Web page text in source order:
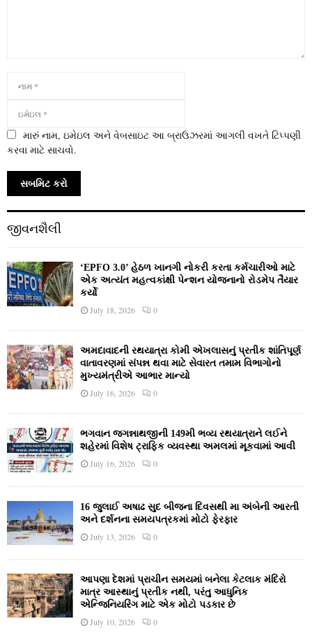
મારું નામ, ઇમેઇલ અને વેબસાઇટ આ બ્રાઉઝરમાં આગલી વખતે ટિપ્પણી
કરવા માટે સાચવો.
જીવનશૈલી
‘EPFO 3.0’ હેઠળ ખાનગી નોકરી કરતા કર્મચારીઓ માટે
એક અત્યંત મહત્વકાંક્ષી પેન્શન યોજનાનો રોડમેપ તૈયાર
કર્યો
July 18, 2026 0
અમદાવાદની રથયાત્રા કોમી એખલાસનું પ્રતીક શાંતિપૂર્ણ
વાતાવરણમાં સંપન્ન થવા માટે સેવારત તમામ વિભાગોનો
મુખ્યમંત્રીએ આભાર માન્યો
July 16, 2026 0
ભગવાન જગન્નાથજીની 149મી ભવ્ય રથયાત્રાને લઈને
શહેરમાં વિશેષ ટ્રાફિક વ્યવસ્થા અમલમાં મૂકવામાં આવી
July 16, 2026 0
16 જુલાઈ અષાઢ સુદ બીજના દિવસથી મા અંબેની આરતી
અને દર્શનના સમયપત્રકમાં મોટો ફેરફાર
July 13, 2026 0
આપણા દેશમાં પ્રાચીન સમયમાં બનેલા કેટલાક મંદિરો
માત્ર આસ્થાનું પ્રતીક નથી, પરંતુ આધુનિક
એન્જિનિયરિંગ માટે એક મોટો પડકાર છે
July 10, 2026 0